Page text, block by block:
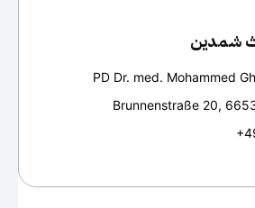
شمدين
PD Dr. med. Mohammed
Brunnenstraße 20,